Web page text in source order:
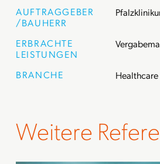
AUFTRAGGEBER
/BAUHERR
ERBRACHTE
LEISTUNGEN
BRANCHE Healthcare
Weitere